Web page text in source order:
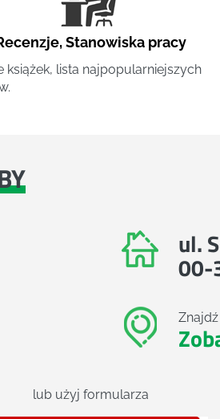
,Stanowiska pracy
książek, lista najpopularniejszych
ul.
00-
lub użyj formularza